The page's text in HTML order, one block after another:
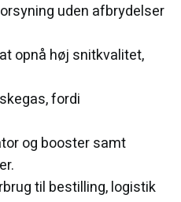
uden afbrydelser
opnå høj snitkvalitet,
fordi
og booster samt
til bestilling, logistik